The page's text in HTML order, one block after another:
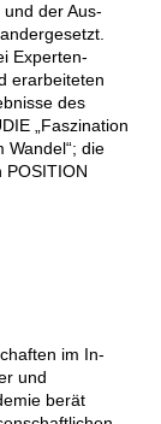
der Aus-
Experten-
erarbeiteten
des
„Faszination
Wandel“; die
POSITION
im In-
und
berät